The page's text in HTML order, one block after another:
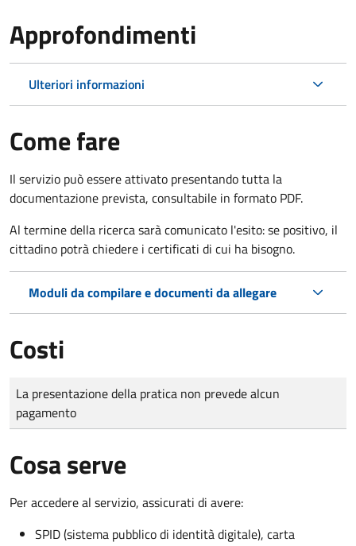
Approfondimenti
Ulteriori informazioni
Come fare
Il servizio può essere attivato presentando tutta la
documentazione prevista, consultabile in formato PDF.
Al termine della ricerca sarà comunicato l'esito: se positivo, il
cittadino potrà chiedere i certificati di cui ha bisogno.
Moduli da compilare e documenti da allegare
Costi
Tipo di pagamento
Importo
La presentazione della pratica non prevede alcun
pagamento
Cosa serve
Per accedere al servizio, assicurati di avere:
SPID (sistema pubblico di identità digitale), carta